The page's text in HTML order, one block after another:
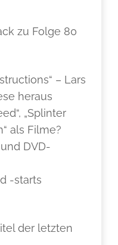
zu Folge 80
– Lars
heraus
„Splinter
als Filme?
DVD-
-starts
der letzten